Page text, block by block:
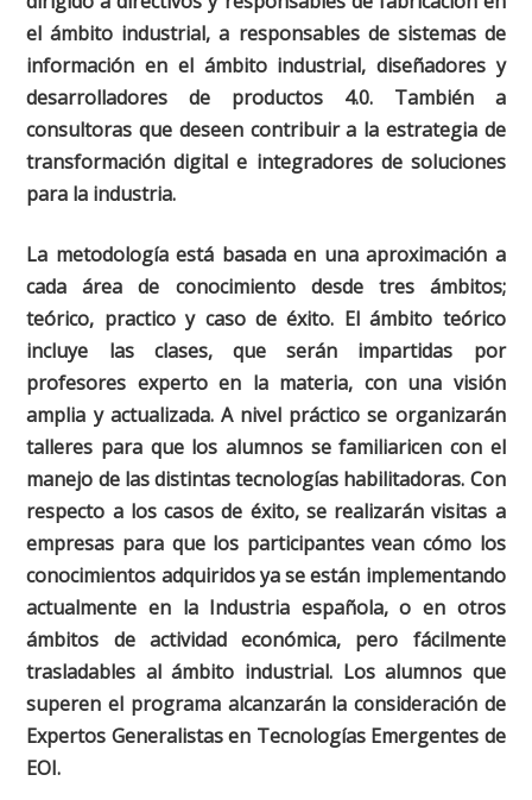
el ámbito industrial, a responsables de sistemas de
información en el ámbito industrial, diseñadores y
desarrolladores de productos 4.0. También a
consultoras que deseen contribuir a la estrategia de
transformación digital e integradores de soluciones
para la industria.
La metodología está basada en una aproximación a
cada área de conocimiento desde tres ámbitos;
teórico, practico y caso de éxito. El ámbito teórico
incluye las clases, que serán impartidas por
profesores experto en la materia, con una visión
amplia y actualizada. A nivel práctico se organizarán
talleres para que los alumnos se familiaricen con el
manejo de las distintas tecnologías habilitadoras. Con
respecto a los casos de éxito, se realizarán visitas a
empresas para que los participantes vean cómo los
conocimientos adquiridos ya se están implementando
actualmente en la Industria española, o en otros
ámbitos de actividad económica, pero fácilmente
trasladables al ámbito industrial. Los alumnos que
superen el programa alcanzarán la consideración de
Expertos Generalistas en Tecnologías Emergentes de
EOI.